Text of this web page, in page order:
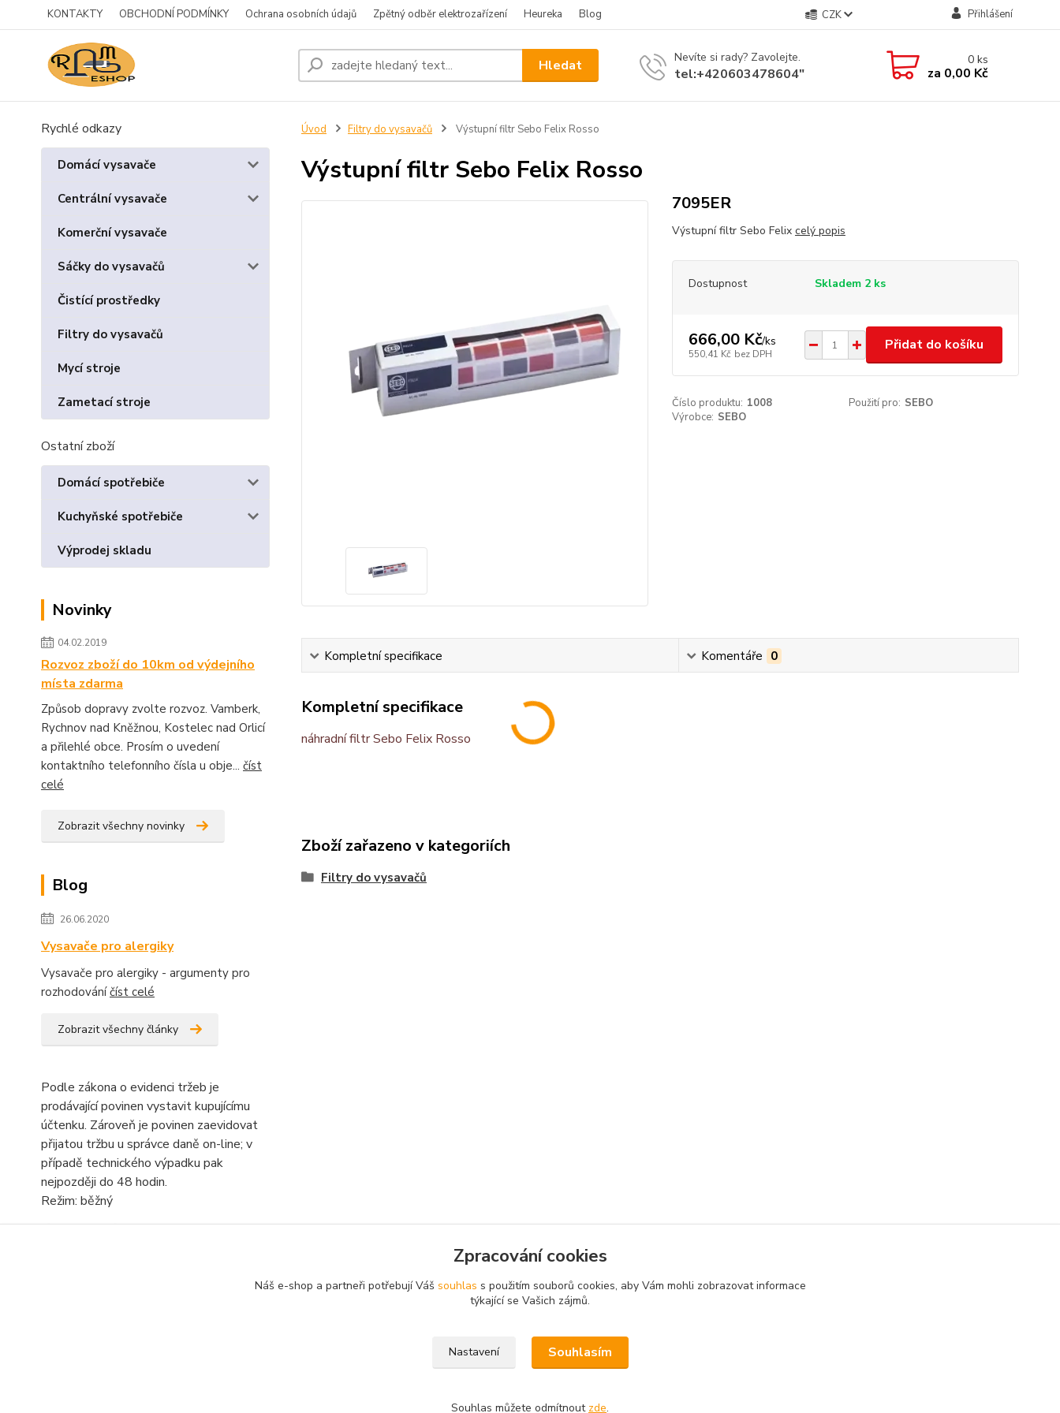
KONTAKTY OBCHODNÍ PODMÍNKY Ochrana osobních údajů Zpětný odběr elektrozařízení Heureka Blog CZK Přihlášení
Hledat Nevíte si rady? Zavolejte.
tel:+420603478604"
0ks
za 0,00 Kč
Rychlé odkazy
Domácí vysavače
Centrální vysavače
Komerční vysavače
Sáčky do vysavačů
Čistící prostředky
Filtry do vysavačů
Mycí stroje
Zametací stroje
Ostatní zboží
Domácí spotřebiče
Kuchyňské spotřebiče
Výprodej skladu
Novinky
04.02.2019
Rozvoz zboží do 10km od výdejního
místa zdarma
Způsob dopravy zvolte rozvoz. Vamberk,
Rychnov nad Kněžnou, Kostelec nad Orlicí
a přilehlé obce. Prosím o uvedení
kontaktního telefonního čísla u obje... číst
celé
Zobrazit všechny novinky
Blog
26.06.2020
Vysavače pro alergiky
Vysavače pro alergiky - argumenty pro
rozhodováníčíst celé
Zobrazit všechny články
Podle zákona o evidenci tržeb je
prodávající povinen vystavit kupujícímu
účtenku. Zároveň je povinen zaevidovat
přijatou tržbu u správce daně on-line; v
případě technického výpadku pak
nejpozději do 48 hodin.
Režim: běžný
Úvod Filtry do vysavačů Výstupní filtr Sebo Felix Rosso
Výstupní filtr Sebo Felix Rosso
7095ER
Výstupní filtr Sebo Felix celý popis
Dostupnost Skladem 2 ks
666,00 Kč/ks
550,41 Kč bez DPH
Přidat do košíku
Číslo produktu: 1008 Použití pro: SEBO
Výrobce: SEBO
Kompletní specifikace Komentáře 0
Kompletní specifikace
náhradní filtr Sebo Felix Rosso
Zboží zařazeno v kategoriích
Filtry do vysavačů
Zpracování cookies
Náš e-shop a partneři potřebují Váš souhlas s použitím souborů cookies, aby Vám mohli zobrazovat informace
týkající se Vašich zájmů.
Nastavení Souhlasím
Souhlas můžete odmítnout zde.